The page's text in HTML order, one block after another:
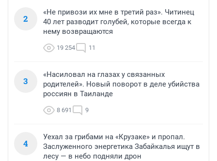
2
«Не привози их мне в третий раз». Читинец
40 лет разводит голубей, которые всегда к
нему возвращаются
19 254 11
3
«Насиловал на глазах у связанных
родителей». Новый поворот в деле убийства
россиян в Таиланде
8 691 9
4
Уехал за грибами на «Крузаке» и пропал.
Заслуженного энергетика Забайкалья ищут в
лесу — в небо подняли дрон